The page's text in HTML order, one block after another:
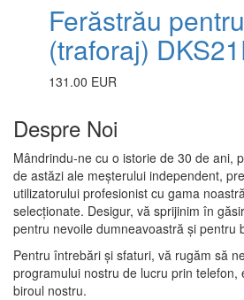
Ferăstrău
(traforaj)
131.00 EUR
Despre Noi
Mândrindu-ne cu o istorie de 30 de ani,
de astăzi ale meșterului independent,
utilizatorului profesionist cu gama
selecționate. Desigur, vă sprijinim în
pentru nevoile dumneavoastră și pentru
Pentru întrebări și sfaturi, vă rugăm să
programului nostru de lucru prin
biroul nostru.